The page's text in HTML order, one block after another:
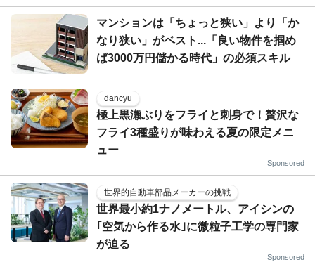
マンションは「ちょっと狭い」より「か
なり狭い」がベスト...「良い物件を掴め
ば3000万円儲かる時代」の必須スキル
dancyu
極上黒瀬ぶりをフライと刺身で！贅沢な
フライ3種盛りが味わえる夏の限定メニ
ュー
Sponsored
世界的自動車部品メーカーの挑戦
世界最小約1ナノメートル、アイシンの
｢空気から作る水｣に微粒子工学の専門家
が迫る
Sponsored